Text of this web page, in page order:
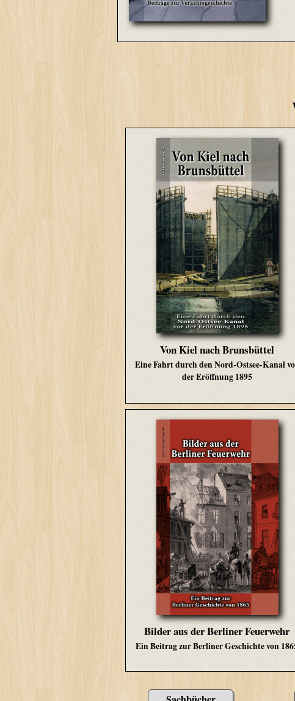
Von Kiel nach Brunsbüttel
Eine Fahrt durch den Nord-Ostsee-Kanal
der Eröffnung 1895
Bilder aus der Berliner Feuerwehr
Ein Beitrag zur Berliner Geschichte von